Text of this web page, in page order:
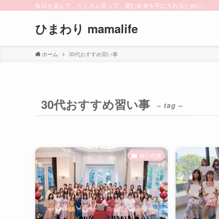
毎日を楽んで、たくさん笑って、望む未来を手に入れるために。
ひまわり mamalife
ホーム 30代おすすめ習い事
30代おすすめ習い事 – tag –
自己研鑽